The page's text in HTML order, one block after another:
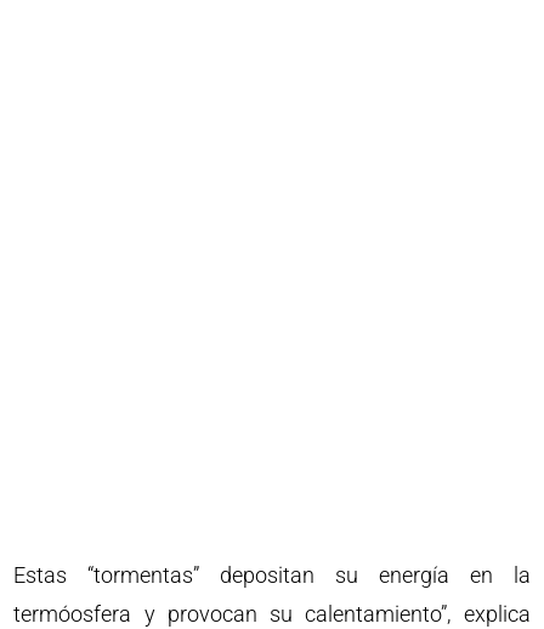
Estas “tormentas” depositan su energía en la
termóosfera y provocan su calentamiento”, explica